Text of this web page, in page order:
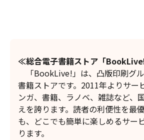
≪総合電子書籍ストア 「
「BookLive!」は、凸版印刷グ
書籍ストアです。2011年よりサー
ンガ、書籍、ラノベ、雑誌など、
えを誇ります。読者の利便性を最
も、どこでも簡単に楽しめるサー
ります。